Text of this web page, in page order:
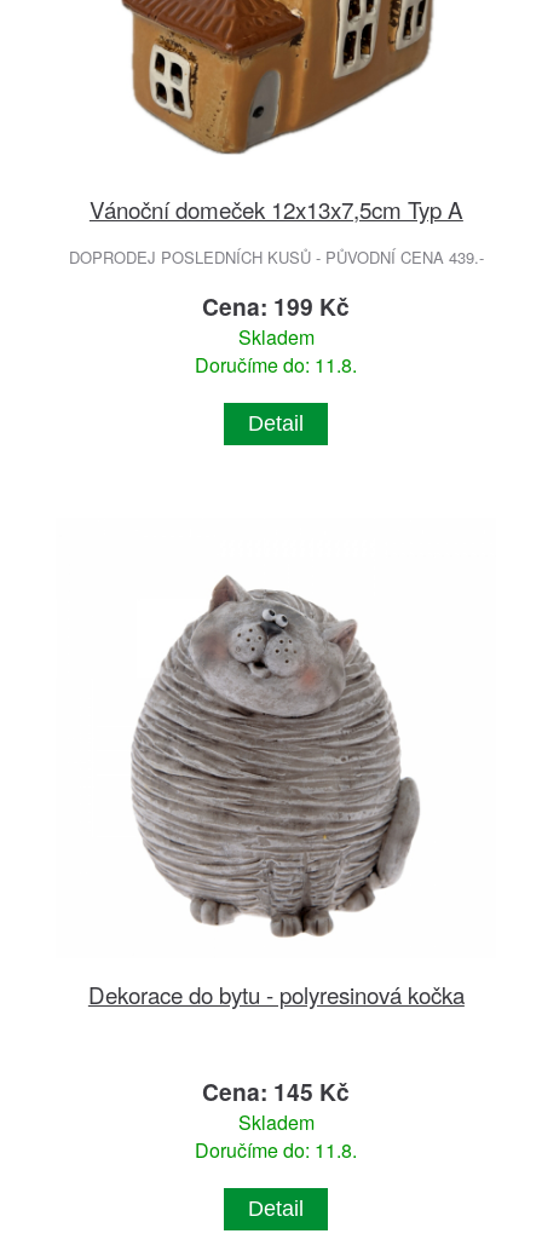
Vánoční domeček 12x13x7,5cm Typ A
DOPRODEJ POSLEDNÍCH KUSŮ - PŮVODNÍ CENA 439.-
Cena: 199 Kč
Skladem
Doručíme do: 11.8.
Detail
Dekorace do bytu - polyresinová kočka
Cena: 145 Kč
Skladem
Doručíme do: 11.8.
Detail